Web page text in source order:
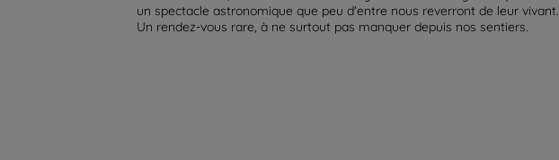
un spectacle astronomique que peu d'entre nous reverront de leur vivant.
Un rendez-vous rare, à ne surtout pas manquer depuis nos sentiers.